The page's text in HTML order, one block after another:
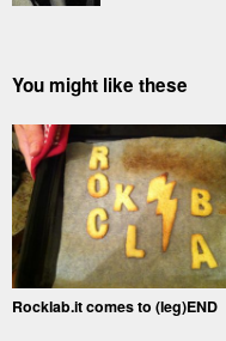
You might like these
Rocklab.it comes to (leg)END